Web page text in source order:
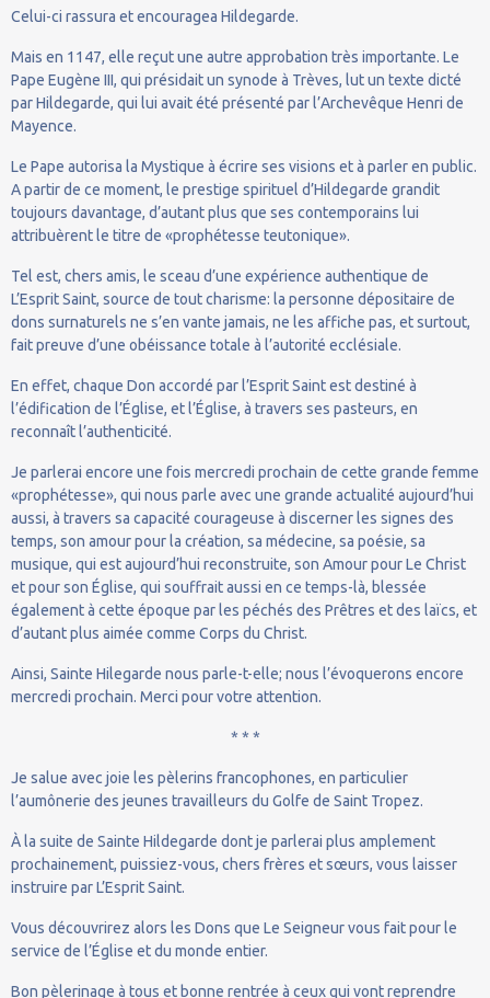
Celui-ci rassura et encouragea Hildegarde.
Mais en 1147, elle reçut une autre approbation très importante. Le
Pape Eugène III, qui présidait un synode à Trèves, lut un texte dicté
par Hildegarde, qui lui avait été présenté par l’Archevêque Henri de
Mayence.
Le Pape autorisa la Mystique à écrire ses visions et à parler en public.
A partir de ce moment, le prestige spirituel d’Hildegarde grandit
toujours davantage, d’autant plus que ses contemporains lui
attribuèrent le titre de «prophétesse teutonique».
Tel est, chers amis, le sceau d’une expérience authentique de
L’Esprit Saint, source de tout charisme: la personne dépositaire de
dons surnaturels ne s’en vante jamais, ne les affiche pas, et surtout,
fait preuve d’une obéissance totale à l’autorité ecclésiale.
En effet, chaque Don accordé par l’Esprit Saint est destiné à
l’édification de l’Église, et l’Église, à travers ses pasteurs, en
reconnaît l’authenticité.
Je parlerai encore une fois mercredi prochain de cette grande femme
«prophétesse», qui nous parle avec une grande actualité aujourd’hui
aussi, à travers sa capacité courageuse à discerner les signes des
temps, son amour pour la création, sa médecine, sa poésie, sa
musique, qui est aujourd’hui reconstruite, son Amour pour Le Christ
et pour son Église, qui souffrait aussi en ce temps-là, blessée
également à cette époque par les péchés des Prêtres et des laïcs, et
d’autant plus aimée comme Corps du Christ.
Ainsi, Sainte Hilegarde nous parle-t-elle; nous l’évoquerons encore
mercredi prochain. Merci pour votre attention.
* * *
Je salue avec joie les pèlerins francophones, en particulier
l’aumônerie des jeunes travailleurs du Golfe de Saint Tropez.
À la suite de Sainte Hildegarde dont je parlerai plus amplement
prochainement, puissiez-vous, chers frères et sœurs, vous laisser
instruire par L’Esprit Saint.
Vous découvrirez alors les Dons que Le Seigneur vous fait pour le
service de l’Église et du monde entier.
Bon pèlerinage à tous et bonne rentrée à ceux qui vont reprendre